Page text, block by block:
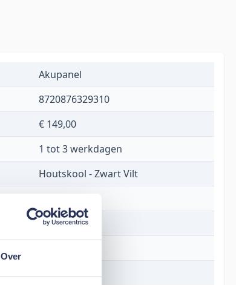
Over
Akupanel
8720876329310
€ 149,00
1 tot 3 werkdagen
Houtskool - Zwart Vilt
260 cm